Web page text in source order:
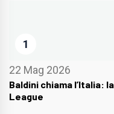
1
22 Mag 2026
Baldini chiama l’Italia:
League